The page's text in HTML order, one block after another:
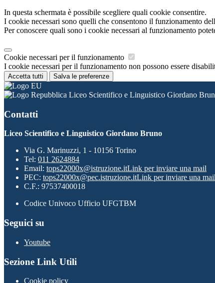
In questa schermata è possibile scegliere quali cookie consentire.
I cookie necessari sono quelli che consentono il funzionamento
Per conoscere quali sono i cookie necessari al funzionamento
Cookie necessari per il funzionamento
I cookie necessari per il funzionamento non possono essere
Accetta tutti Salva le preferenze
Liceo Scientifico e Linguistico Giordano
Contatti
Liceo Scientifico e Linguistico Giordano Bruno
Via G. Marinuzzi, 1 - 10156 Torino
Tel: 011 2624884
Email: tops22000x@istruzione.itLink per inviare una mail
PEC: tops22000x@pec.istruzione.itLink per inviare una
C.F.: 97537400018
Codice Univoco Ufficio UFGTBM
Seguici su
Youtube
Sezione Link Utili
Cookie policy